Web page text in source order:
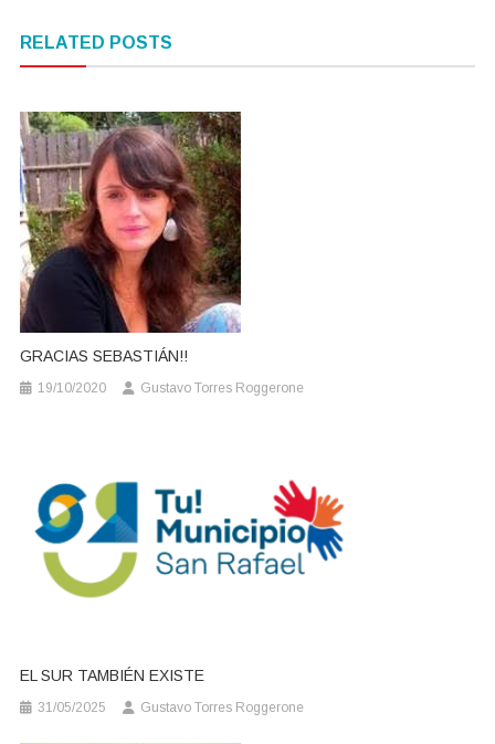
entradas
RELATED POSTS
GRACIAS SEBASTIÁN!!
19/10/2020 Gustavo Torres Roggerone
EL SUR TAMBIÉN EXISTE
31/05/2025 Gustavo Torres Roggerone